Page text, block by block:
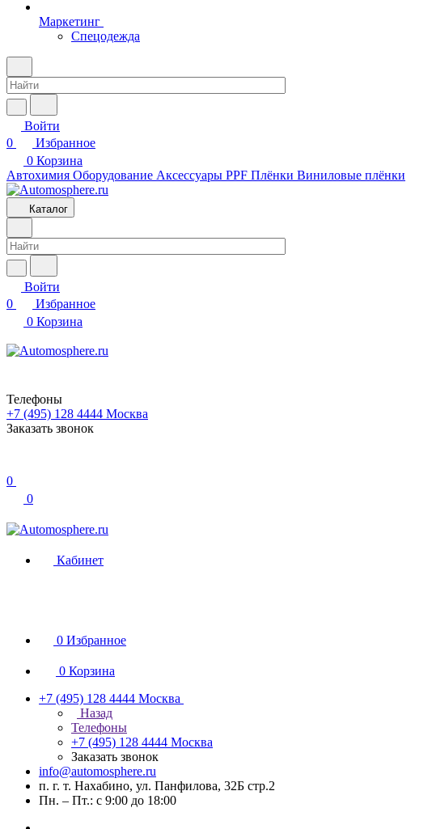
Маркетинг
Спецодежда
Войти
0
Избранное
0 Корзина
Автохимия Оборудование Аксессуары PPF Плёнки Виниловые плёнки
Каталог
Войти
0
Избранное
0 Корзина
Телефоны
+7 (495) 128 4444 Москва
Заказать звонок
0
0
Кабинет
0 Избранное
0 Корзина
+7 (495) 128 4444 Москва
Назад
Телефоны
+7 (495) 128 4444 Москва
Заказать звонок
info@automosphere.ru
п. г. т. Нахабино, ул. Панфилова, 32Б стр.2
Пн. – Пт.: с 9:00 до 18:00